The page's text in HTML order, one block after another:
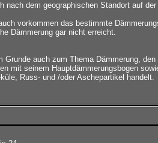
nach dem geographischen Standort auf
vorkommen das bestimmte
Dämmerung gar nicht erreicht.
auch zum Thema Dämmerung,
mit seinem Hauptdämmerungsbogen
Russ- und /oder Aschepartikel handelt.